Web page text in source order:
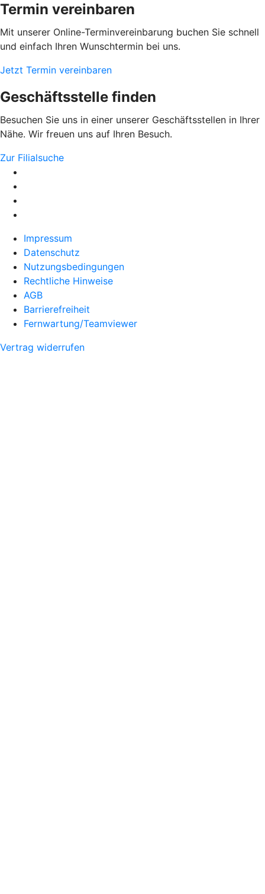
Termin vereinbaren
Mit unserer Online-Terminvereinbarung buchen Sie schnell
und einfach Ihren Wunschtermin bei uns.
Jetzt Termin vereinbaren
Geschäftsstelle finden
Besuchen Sie uns in einer unserer Geschäftsstellen in Ihrer
Nähe. Wir freuen uns auf Ihren Besuch.
Zur Filialsuche
Impressum
Datenschutz
Nutzungsbedingungen
Rechtliche Hinweise
AGB
Barrierefreiheit
Fernwartung/Teamviewer
Vertrag widerrufen